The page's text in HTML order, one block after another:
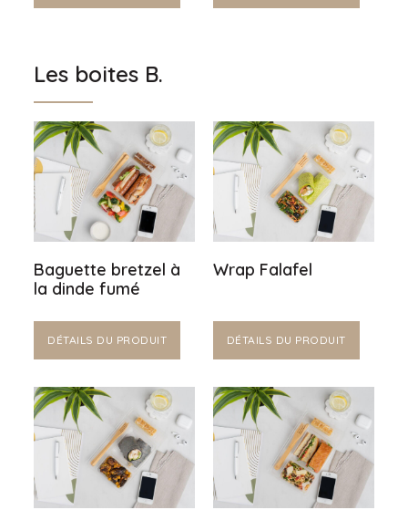
Les boites B.
Baguette bretzel à
la dinde fumé
DÉTAILS DU PRODUIT
Wrap Falafel
DÉTAILS DU PRODUIT